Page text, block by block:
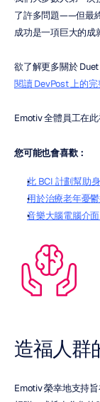
了許多問題——但最
成功是一項巨大的成
欲了解更多關於
閱讀 DevPost 上的
Emotiv 全體員工在
您可能也會喜歡：
此 BCI 計劃幫助
用於治療老年憂
音樂大腦電腦介
造福人群
Emotiv 榮幸地支持